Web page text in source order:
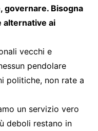
governare. Bisogna
alternative ai
vecchi e
pendolare
politiche, non rate a
un servizio vero
deboli restano in